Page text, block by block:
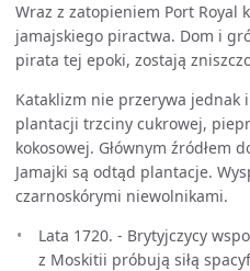
Wraz z zatopieniem Port Royal
jamajskiego piractwa. Dom i
pirata tej epoki, zostają
Kataklizm nie przerywa jednak
plantacji trzciny cukrowej,
kokosowej. Głównym źródłem
Jamajki są odtąd plantacje.
czarnoskórymi niewolnikami.
Lata 1720. - Brytyjczycy
z Moskitii próbują siłą